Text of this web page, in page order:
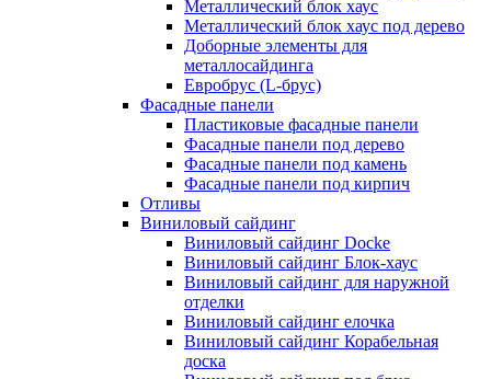
Металлический блок хаус
Металлический блок хаус под дерево
Доборные элементы для
металлосайдинга
Евробрус (L-брус)
Фасадные панели
Пластиковые фасадные панели
Фасадные панели под дерево
Фасадные панели под камень
Фасадные панели под кирпич
Отливы
Виниловый сайдинг
Виниловый сайдинг Docke
Виниловый сайдинг Блок-хаус
Виниловый сайдинг для наружной
отделки
Виниловый сайдинг елочка
Виниловый сайдинг Корабельная
доска